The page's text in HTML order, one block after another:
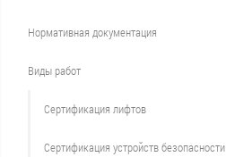
Нормативная документация
Виды работ
Сертификация лифтов
Сертификация устройств безопасности